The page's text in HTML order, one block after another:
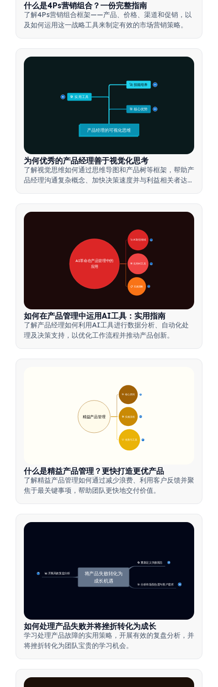
什么是4Ps营销组合？一份完整指南
了解4Ps营销组合框架——产品、价格、渠道和促销，以
及如何运用这一战略工具来制定有效的市场营销策略。
🎯 核心优势 15
🛠️ 实用工具
15
🚀 技能培养 15
产品经理的可视化思维
为何优秀的产品经理善于视觉化思考
了解视觉思维如何通过思维导图和产品树等框架，帮助产
品经理沟通复杂概念、加快决策速度并与利益相关者达成
🚀 AI转型领域 28
🛠️ 实用AI工具
📋 实施策略 33
AI革命在产品管理中的
应用
如何在产品管理中运用AI工具：实用指南
了解产品经理如何利用AI工具进行数据分析、自动化处
理及决策支持，以优化工作流程并推动产品创新。
🎯 核心原则 9
🛠️ 实施流程 12
💡 优势与工具 17
精益产品管理
什么是精益产品管理？更快打造更优产品
了解精益产品管理如何通过减少浪费、利用客户反馈并聚
焦于最关键事项，帮助团队更快地交付价值。
🔄 重新定义失败观念 4
📊 开展高效复盘分析
7
🎯 分析市场契合度与客户需求 14
将产品失败转化为
成长机遇
如何处理产品失败并将挫折转化为成长
学习处理产品故障的实用策略，开展有效的复盘分析，并
将挫折转化为团队宝贵的学习机会。